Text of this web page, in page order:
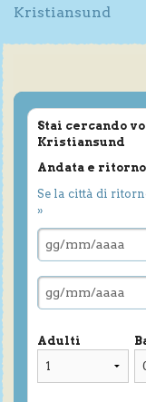
Kristiansund
Stai cercando
Kristiansund
Andata e ritorno
Se la città di
»
Adulti